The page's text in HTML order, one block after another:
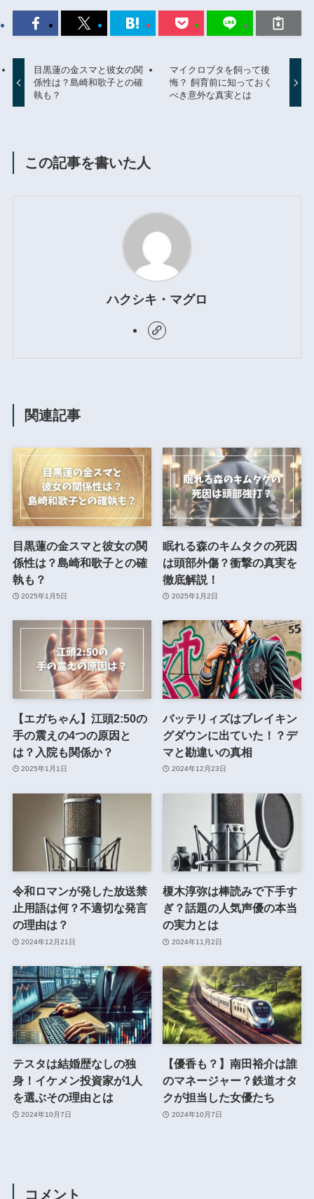
目黒蓮の金スマと彼女の関
係性は？島崎和歌子との確
執も？
マイクロブタを飼って後
悔？ 飼育前に知っておく
べき意外な真実とは
この記事を書いた人
ハクシキ・マグロ
関連記事
目黒蓮の金スマと彼女の関
係性は？島崎和歌子との確
執も？
2025年1月5日
眠れる森のキムタクの死因
は頭部外傷？衝撃の真実を
徹底解説！
2025年1月2日
【エガちゃん】江頭2:50の
手の震えの4つの原因と
は？入院も関係か？
2025年1月1日
バッテリィズはブレイキン
グダウンに出ていた！？デ
マと勘違いの真相
2024年12月23日
令和ロマンが発した放送禁
止用語は何？不適切な発言
の理由は？
2024年12月21日
榎木淳弥は棒読みで下手す
ぎ？話題の人気声優の本当
の実力とは
2024年11月2日
テスタは結婚歴なしの独
身！イケメン投資家が1人
を選ぶその理由とは
2024年10月7日
【優香も？】南田裕介は誰
のマネージャー？鉄道オタ
クが担当した女優たち
2024年10月7日
コメント